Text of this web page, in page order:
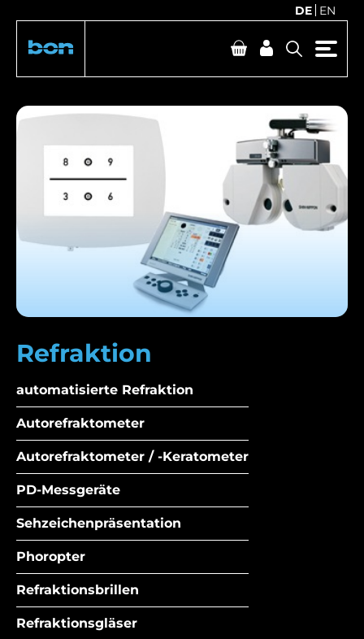
DE EN
Refraktion
automatisierte Refraktion
Autorefraktometer
Autorefraktometer / -Keratometer
PD-Messgeräte
Sehzeichenpräsentation
Phoropter
Refraktionsbrillen
Refraktionsgläser